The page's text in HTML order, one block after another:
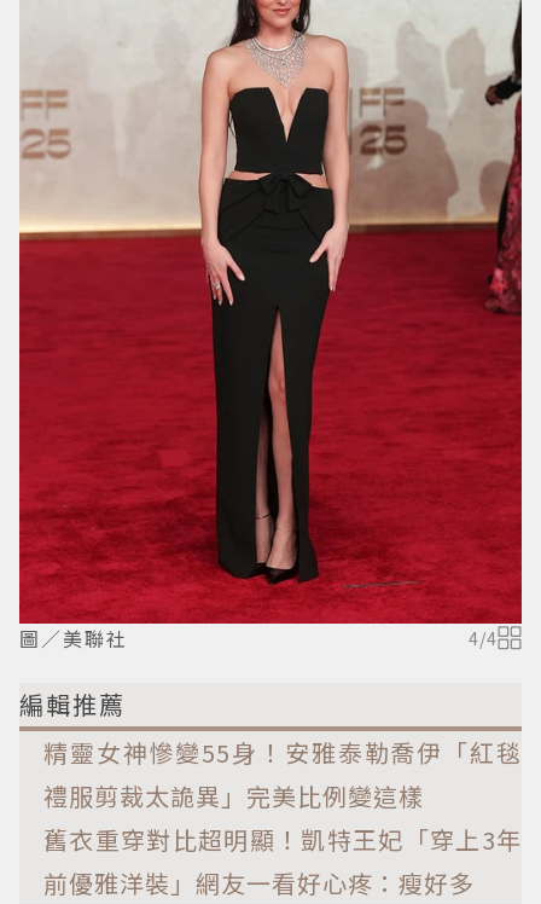
圖／美聯社 4/4
編輯推薦
精靈女神慘變55身！安雅泰勒喬伊「紅毯
禮服剪裁太詭異」完美比例變這樣
舊衣重穿對比超明顯！凱特王妃「穿上3年
前優雅洋裝」網友一看好心疼：瘦好多